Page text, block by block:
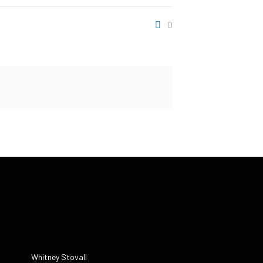
0
Whitney Stovall